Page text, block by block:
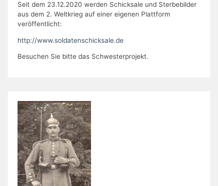
Seit dem 23.12.2020 werden Schicksale und Sterbebilder
aus dem 2. Weltkrieg auf einer eigenen Plattform
veröffentlicht:
http://www.soldatenschicksale.de
Besuchen Sie bitte das Schwesterprojekt.